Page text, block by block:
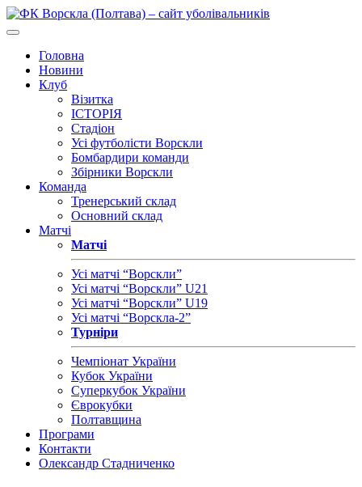
Головна
Новини
Клуб
Візитка
ІСТОРІЯ
Стадіон
Усі футболісти Ворскли
Бомбардири команди
Збірники Ворскли
Команда
Тренерський склад
Основний склад
Матчі
Матчі
Усі матчі “Ворскли”
Усі матчі “Ворскли” U21
Усі матчі “Ворскли” U19
Усі матчі “Ворскла-2”
Турніри
Чемпіонат України
Кубок України
Суперкубок України
Єврокубки
Полтавщина
Програми
Контакти
Олександр Стадниченко